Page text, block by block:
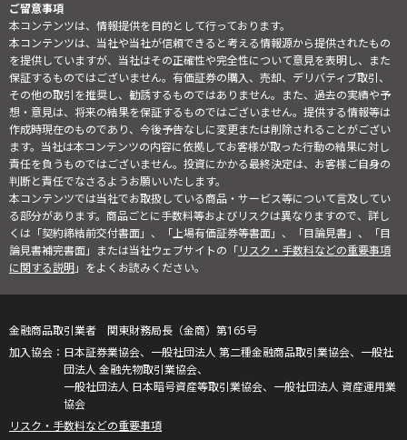
ご留意事項
本コンテンツは、情報提供を目的として行っております。
本コンテンツは、当社や当社が信頼できると考える情報源から提供されたもの
を提供していますが、当社はその正確性や完全性について意見を表明し、また
保証するものではございません。有価証券の購入、売却、デリバティブ取引、
その他の取引を推奨し、勧誘するものではありません。また、過去の実績や予
想・意見は、将来の結果を保証するものではございません。提供する情報等は
作成時現在のものであり、今後予告なしに変更または削除されることがござい
ます。当社は本コンテンツの内容に依拠してお客様が取った行動の結果に対し
責任を負うものではございません。投資にかかる最終決定は、お客様ご自身の
判断と責任でなさるようお願いいたします。
本コンテンツでは当社でお取扱している商品・サービス等について言及してい
る部分があります。商品ごとに手数料等およびリスクは異なりますので、詳し
くは「契約締結前交付書面」、「上場有価証券等書面」、「目論見書」、「目
論見書補完書面」または当社ウェブサイトの「リスク・手数料などの重要事項
に関する説明」をよくお読みください。
金融商品取引業者 関東財務局長（金商）第165号
日本証券業協会、一般社団法人 第二種金融商品取引業協会、一般社
団法人 金融先物取引業協会、
一般社団法人 日本暗号資産等取引業協会、一般社団法人 資産運用業
協会
リスク・手数料などの重要事項